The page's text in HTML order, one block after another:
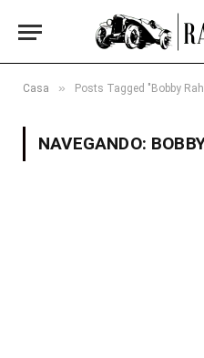
Casa » Posts Tagged "Bobby
NAVEGANDO: